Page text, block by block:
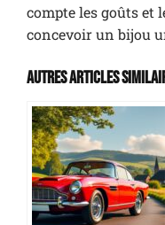
compte les goûts et
concevoir un bijou
Autres Articles